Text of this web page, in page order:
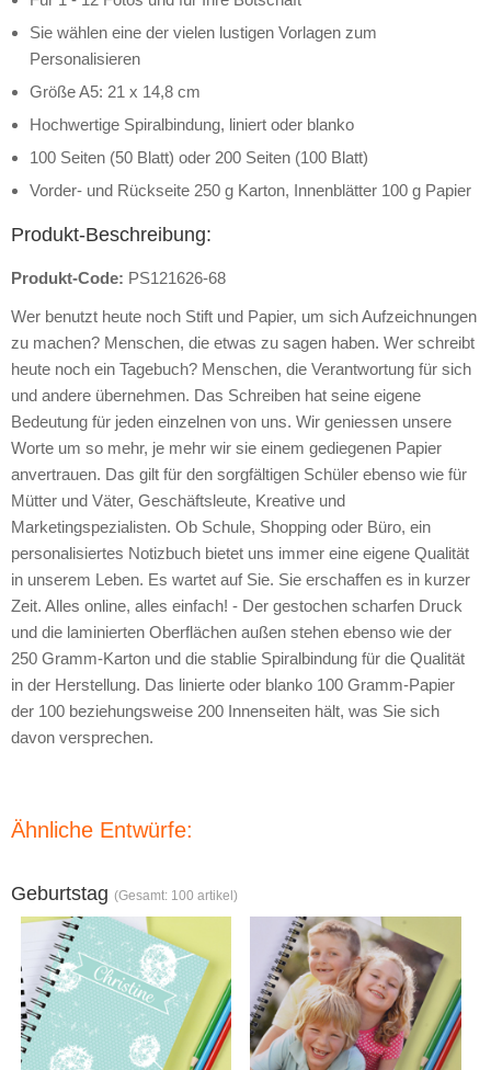
Sie wählen eine der vielen lustigen Vorlagen zum
Personalisieren
Größe A5: 21 x 14,8 cm
Hochwertige Spiralbindung, liniert oder blanko
100 Seiten (50 Blatt) oder 200 Seiten (100 Blatt)
Vorder- und Rückseite 250 g Karton, Innenblätter 100 g Papier
Produkt-Beschreibung:
Produkt-Code: PS121626-68
Wer benutzt heute noch Stift und Papier, um sich Aufzeichnungen
zu machen? Menschen, die etwas zu sagen haben. Wer schreibt
heute noch ein Tagebuch? Menschen, die Verantwortung für sich
und andere übernehmen. Das Schreiben hat seine eigene
Bedeutung für jeden einzelnen von uns. Wir geniessen unsere
Worte um so mehr, je mehr wir sie einem gediegenen Papier
anvertrauen. Das gilt für den sorgfältigen Schüler ebenso wie für
Mütter und Väter, Geschäftsleute, Kreative und
Marketingspezialisten. Ob Schule, Shopping oder Büro, ein
personalisiertes Notizbuch bietet uns immer eine eigene Qualität
in unserem Leben. Es wartet auf Sie. Sie erschaffen es in kurzer
Zeit. Alles online, alles einfach! - Der gestochen scharfen Druck
und die laminierten Oberflächen außen stehen ebenso wie der
250 Gramm-Karton und die stablie Spiralbindung für die Qualität
in der Herstellung. Das linierte oder blanko 100 Gramm-Papier
der 100 beziehungsweise 200 Innenseiten hält, was Sie sich
davon versprechen.
Ähnliche Entwürfe:
Geburtstag (Gesamt: 100 artikel)